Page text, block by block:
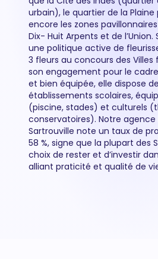
urbain), le quartier de la
encore les zones
Dix- Huit Arpents et de
une politique active de
3 fleurs au concours des Villes
son engagement pour le
et bien équipée, elle dispose
établissements scolaires,
(piscine, stades) et culturels
conservatoires). Notre
Sartrouville note un taux de
58 %, signe que la plupart des
choix de rester et d’investir
alliant praticité et qualité de